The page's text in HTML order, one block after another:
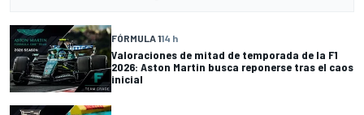
FÓRMULA 114 h
Valoraciones de mitad de temporada de la F1
2026: Aston Martin busca reponerse tras el caos
inicial